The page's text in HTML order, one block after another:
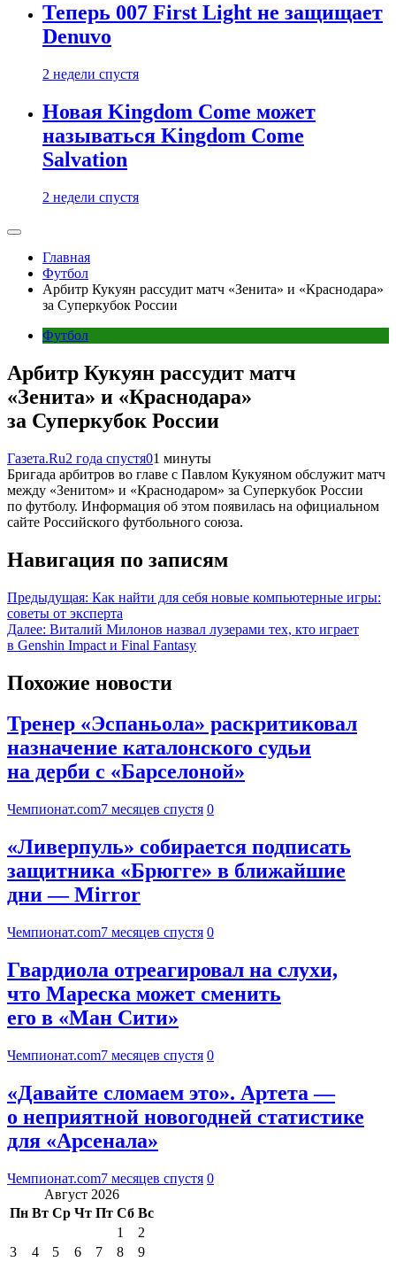
Теперь 007 First Light не защищает
Denuvo
2 недели спустя
Новая Kingdom Come может
называться Kingdom Come
Salvation
2 недели спустя
Главная
Футбол
Арбитр Кукуян рассудит матч «Зенита» и «Краснодара»
за Суперкубок России
Футбол
Арбитр Кукуян рассудит матч
«Зенита» и «Краснодара»
за Суперкубок России
Газета.Ru2 года спустя01 минуты
Бригада арбитров во главе с Павлом Кукуяном обслужит матч
между «Зенитом» и «Краснодаром» за Суперкубок России
по футболу. Информация об этом появилась на официальном
сайте Российского футбольного союза.
Навигация по записям
Предыдущая: Как найти для себя новые компьютерные игры:
советы от эксперта
Далее: Виталий Милонов назвал лузерами тех, кто играет
в Genshin Impact и Final Fantasy
Похожие новости
Тренер «Эспаньола» раскритиковал
назначение каталонского судьи
на дерби с «Барселоной»
Чемпионат.com7 месяцев спустя 0
«Ливерпуль» собирается подписать
защитника «Брюгге» в ближайшие
дни — Mirror
Чемпионат.com7 месяцев спустя 0
Гвардиола отреагировал на слухи,
что Мареска может сменить
его в «Ман Сити»
Чемпионат.com7 месяцев спустя 0
«Давайте сломаем это». Артета —
о неприятной новогодней статистике
для «Арсенала»
Чемпионат.com7 месяцев спустя 0
Август 2026
Пн Вт Ср Чт Пт Сб Вс
1
2
3
4 5 6 7 8
9